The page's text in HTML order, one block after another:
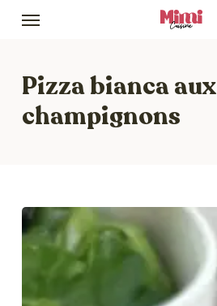
Skip
content
Menu
Pizza bianca aux
champignons